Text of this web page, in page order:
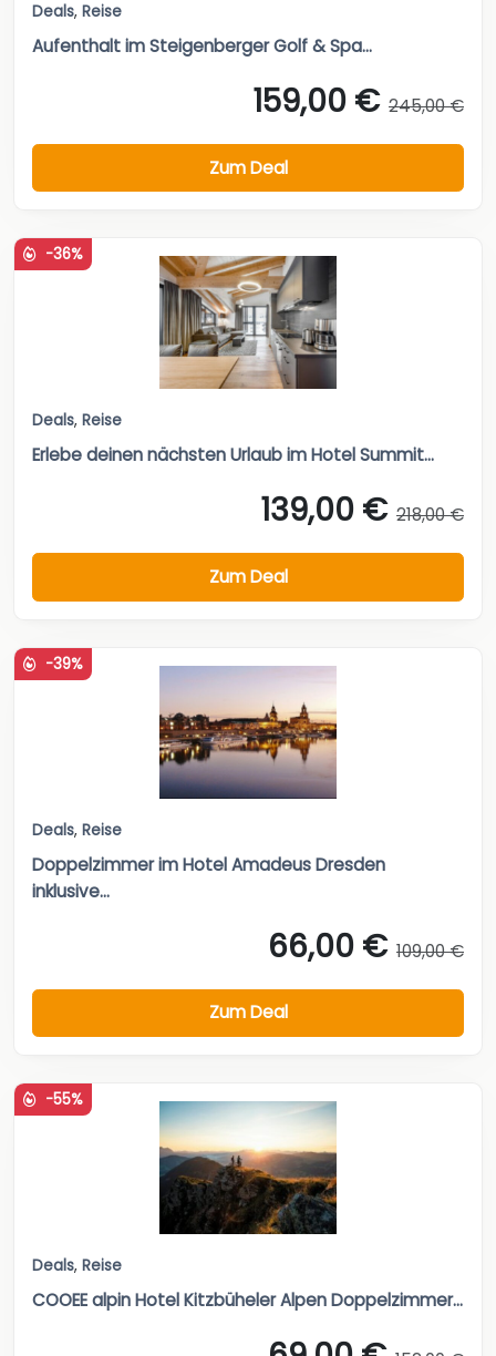
Deals, Reise
Aufenthalt im Steigenberger Golf & Spa...
159,00 € 245,00 €
Zum Deal
-36%
Deals, Reise
Erlebe deinen nächsten Urlaub im Hotel Summit...
139,00 € 218,00 €
Zum Deal
-39%
Deals, Reise
Doppelzimmer im Hotel Amadeus Dresden
inklusive...
66,00 € 109,00 €
Zum Deal
-55%
Deals, Reise
COOEE alpin Hotel Kitzbüheler Alpen Doppelzimmer...